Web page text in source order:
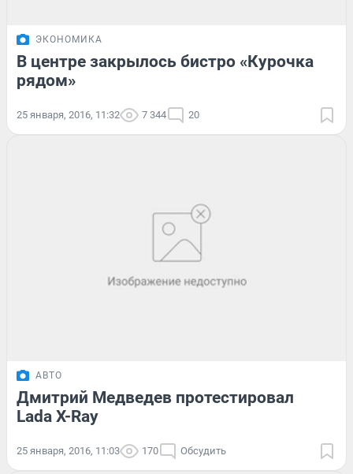
ЭКОНОМИКА
В центре закрылось бистро «Курочка
рядом»
25 января, 2016, 11:32 7 344 20
АВТО
Дмитрий Медведев протестировал
Lada X-Ray
25 января, 2016, 11:03 170 Обсудить